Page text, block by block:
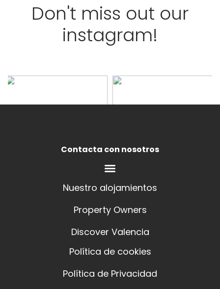
Don't miss out our
instagram!
Contacta con nosotros
Nuestro alojamientos
Property Owners
Discover Valencia
Política de cookies
Política de Privacidad